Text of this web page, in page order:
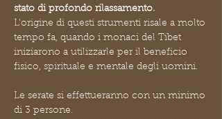
stato di profondo rilassamento.
L'origine di questi strumenti risale a molto
tempo fa, quando i monaci del Tibet
iniziarono a utilizzarle per il beneficio
fisico, spirituale e mentale degli uomini.
Le serate si effettueranno con un minimo
di 3 persone.